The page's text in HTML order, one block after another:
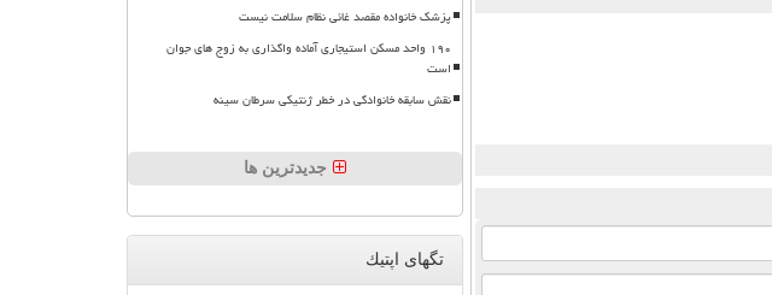
پزشک خانواده مقصد غائی نظام سلامت نیست
۱۹۰ واحد مسکن استیجاری آماده واگذاری به زوج های جوان
است
نقش سابقه خانوادگی در خطر ژنتیکی سرطان سینه
جدیدترین ها
تگهای اپتیك